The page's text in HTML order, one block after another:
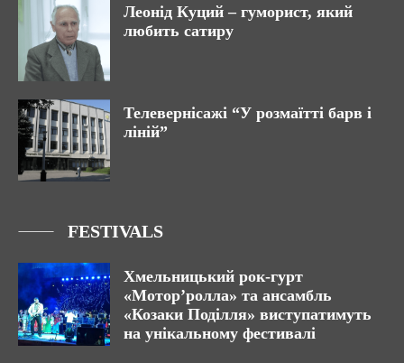
Леонід Куций – гуморист, який
любить сатиру
Телевернісажі “У розмаїтті барв і
ліній”
FESTIVALS
Хмельницький рок-гурт
«Мотор’ролла» та ансамбль
«Козаки Поділля» виступатимуть
на унікальному фестивалі